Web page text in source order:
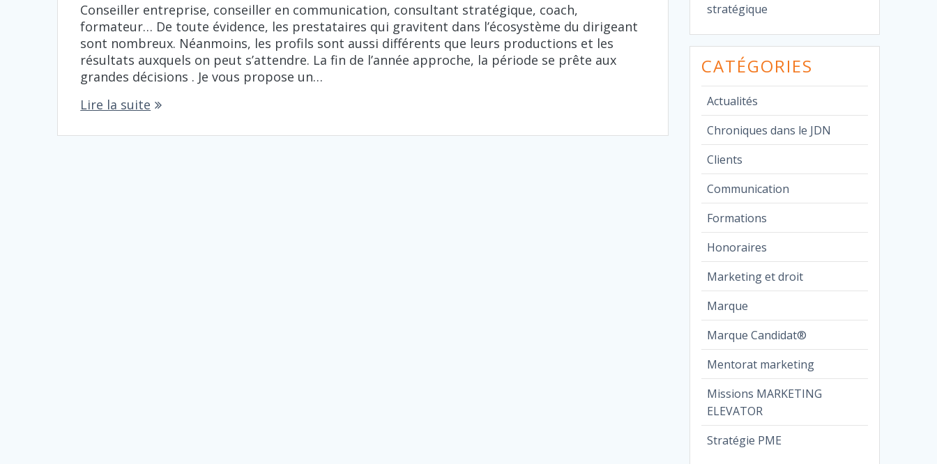
Conseiller entreprise, conseiller en communication, consultant stratégique, coach,
formateur… De toute évidence, les prestataires qui gravitent dans l’écosystème du dirigeant
sont nombreux. Néanmoins, les profils sont aussi différents que leurs productions et les
résultats auxquels on peut s’attendre. La fin de l’année approche, la période se prête aux
grandes décisions . Je vous propose un…
Lire la suite
stratégique
CATÉGORIES
Actualités
Chroniques dans le JDN
Clients
Communication
Formations
Honoraires
Marketing et droit
Marque
Marque Candidat®
Mentorat marketing
Missions MARKETING
ELEVATOR
Stratégie PME